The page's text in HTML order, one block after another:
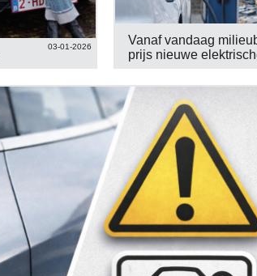
03-01-2026
Vanaf vandaag
prijs nieuwe